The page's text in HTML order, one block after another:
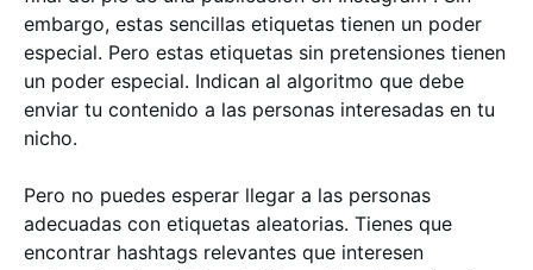
embargo, estas sencillas etiquetas tienen un poder
especial. Pero estas etiquetas sin pretensiones tienen
un poder especial. Indican al algoritmo que debe
enviar tu contenido a las personas interesadas en tu
nicho.
Pero no puedes esperar llegar a las personas
adecuadas con etiquetas aleatorias. Tienes que
encontrar hashtags relevantes que interesen